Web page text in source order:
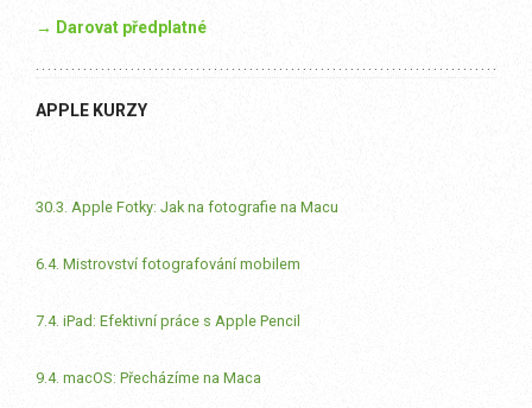
→ Darovat předplatné
APPLE KURZY
30.3. Apple Fotky: Jak na fotografie na Macu
6.4. Mistrovství fotografování mobilem
7.4. iPad: Efektivní práce s Apple Pencil
9.4. macOS: Přecházíme na Maca